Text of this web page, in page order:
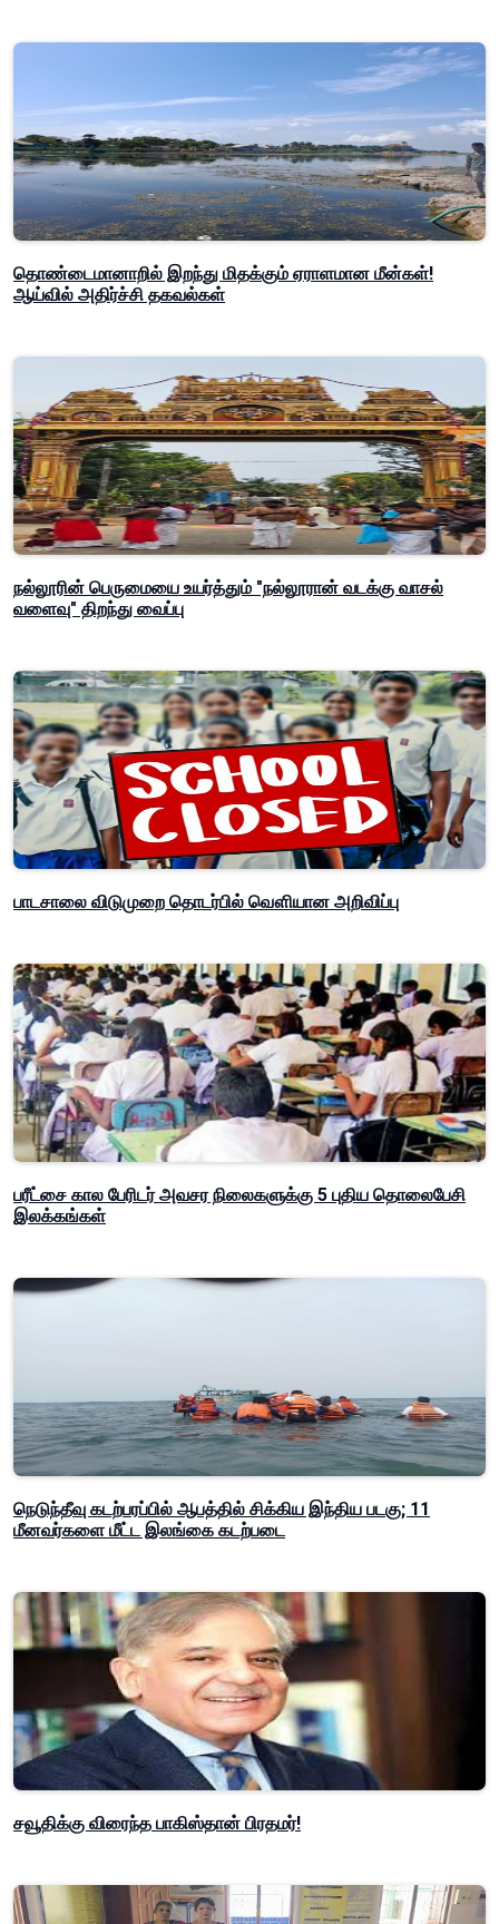
தொண்டைமானாறில் இறந்து மிதக்கும் ஏராளமான மீன்கள்!
ஆய்வில் அதிர்ச்சி தகவல்கள்
நல்லூரின் பெருமையை உயர்த்தும் "நல்லூரான் வடக்கு வாசல்
வளைவு" திறந்து வைப்பு
பாடசாலை விடுமுறை தொடர்பில் வௌியான அறிவிப்பு
பரீட்சை கால பேரிடர் அவசர நிலைகளுக்கு 5 புதிய தொலைபேசி
இலக்கங்கள்
நெடுந்தீவு கடற்பரப்பில் ஆபத்தில் சிக்கிய இந்திய படகு; 11
மீனவர்களை மீட்ட இலங்கை கடற்படை
சவூதிக்கு விரைந்த பாகிஸ்தான் பிரதமர்!